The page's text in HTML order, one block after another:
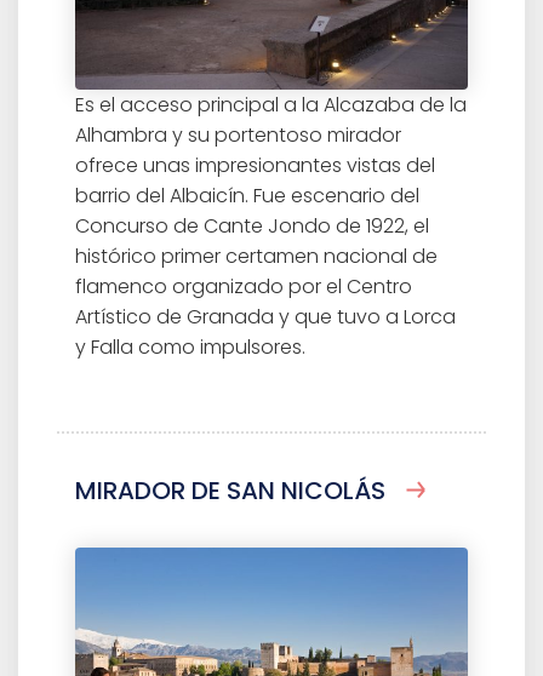
Es el acceso principal a la Alcazaba de la
Alhambra y su portentoso mirador
ofrece unas impresionantes vistas del
barrio del Albaicín. Fue escenario del
Concurso de Cante Jondo de 1922, el
histórico primer certamen nacional de
flamenco organizado por el Centro
Artístico de Granada y que tuvo a Lorca
y Falla como impulsores.
MIRADOR DE SAN NICOLÁS